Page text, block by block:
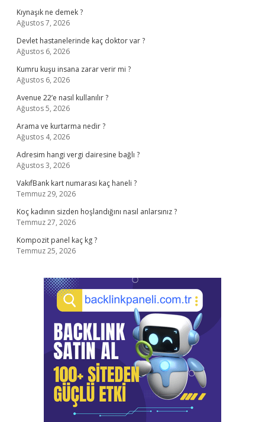
Kıynaşık ne demek ?
Ağustos 7, 2026
Devlet hastanelerinde kaç doktor var ?
Ağustos 6, 2026
Kumru kuşu insana zarar verir mi ?
Ağustos 6, 2026
Avenue 22’e nasıl kullanılır ?
Ağustos 5, 2026
Arama ve kurtarma nedir ?
Ağustos 4, 2026
Adresim hangi vergi dairesine bağlı ?
Ağustos 3, 2026
VakıfBank kart numarası kaç haneli ?
Temmuz 29, 2026
Koç kadının sizden hoşlandığını nasıl anlarsınız ?
Temmuz 27, 2026
Kompozit panel kaç kg ?
Temmuz 25, 2026